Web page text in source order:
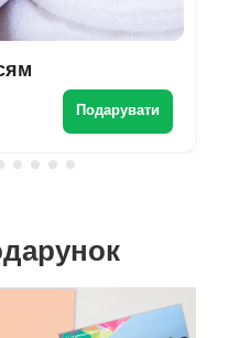
Подарувати